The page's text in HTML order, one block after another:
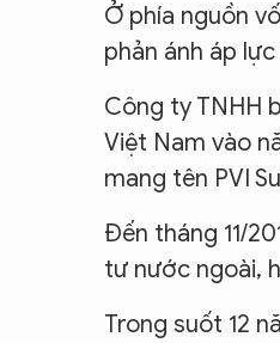
Ở phía nguồn
phản ánh áp
Công ty TNHH
Việt Nam vào
mang tên PVI
Đến tháng 11/
tư nước ngoài,
Trong suốt 12